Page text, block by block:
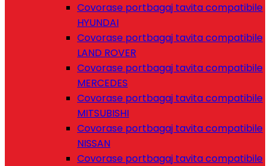
Covorase portbagaj tavita compatibile
HYUNDAI
Covorase portbagaj tavita compatibile
LAND ROVER
Covorase portbagaj tavita compatibile
MERCEDES
Covorase portbagaj tavita compatibile
MITSUBISHI
Covorase portbagaj tavita compatibile
NISSAN
Covorase portbagaj tavita compatibile